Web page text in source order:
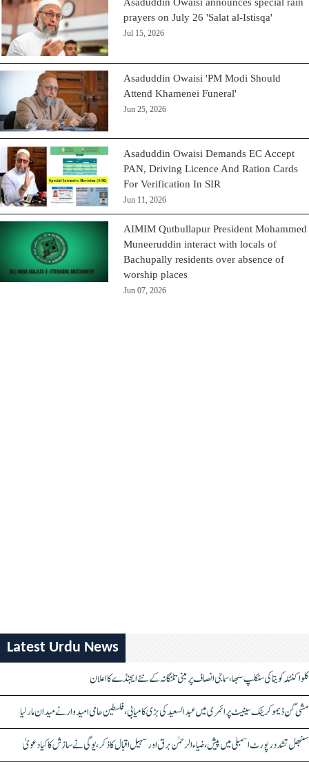
Asaduddin Owaisi announces special rain
prayers on July 26 'Salat al-Istisqa'
Jul 15, 2026
Asaduddin Owaisi 'PM Modi Should
Attend Khamenei Funeral'
Jun 25, 2026
Asaduddin Owaisi Demands EC Accept
PAN, Driving Licence And Ration Cards
For Verification In SIR
Jun 11, 2026
AIMIM Qutbullapur President Mohammed
Muneeruddin interact with locals of
Bachupally residents over absence of
worship places
Jun 07, 2026
Latest Urdu News
کلواکنٹلہ کویتا کی سنکلپ سبھا، سماجی انصاف پر مبنی تلنگانہ کے نئے ایجنڈے کا اعلان
مشی گن ڈیموکریٹک سینیٹ پرائمری میں عبدالسعید کی بڑی کامیابی، فلسطین حامی امیدوار نے میدان مار لیا
سنبھل تشدد رپورٹ اسمبلی میں پیش، ضیاء الرحمٰن برق اور سہیل اقبال کا ذکر، یوگی نے سازش کا کیا دعویٰ